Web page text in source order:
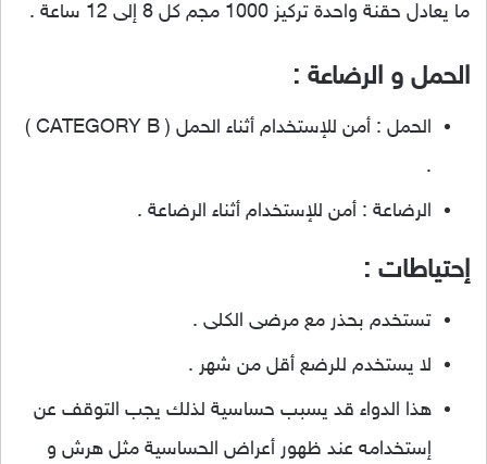
ما يعادل حقنة واحدة تركيز 1000 مجم كل 8 إلى 12 ساعة .
الحمل و الرضاعة :
الحمل : أمن للإستخدام أثناء الحمل ( CATEGORY B )
.
الرضاعة : أمن للإستخدام أثناء الرضاعة .
إحتياطات :
تستخدم بحذر مع مرضى الكلى .
لا يستخدم للرضع أقل من شهر .
هذا الدواء قد يسبب حساسية لذلك يجب التوقف عن
إستخدامه عند ظهور أعراض الحساسية مثل هرش و